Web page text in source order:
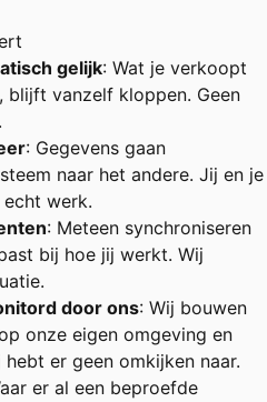
gelijk: Wat je verkoopt
vanzelf kloppen. Geen
: Gegevens gaan
naar het andere. Jij en je
werk.
: Meteen synchroniseren
bij hoe jij werkt. Wij
door ons: Wij bouwen
onze eigen omgeving en
er geen omkijken naar.
er al een beproefde